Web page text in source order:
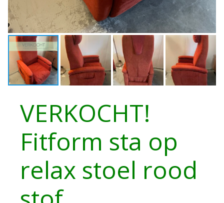
VERKOCHT!
Fitform sta op
relax stoel rood